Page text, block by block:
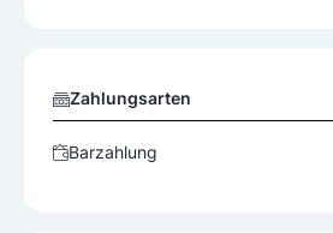
Zahlungsarten
Barzahlung